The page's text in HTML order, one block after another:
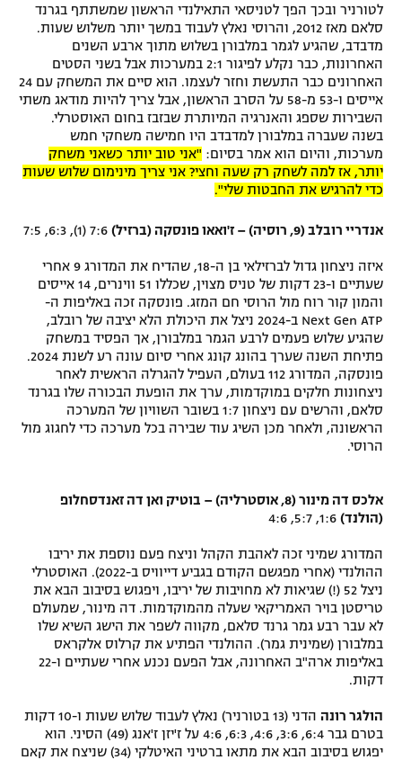
לטורניר ובכך הפך לטניסאי התאילנדי הראשון שמשתתף בגרנד
סלאם מאז 2012, והרוסי נאלץ לעבוד במשך יותר משלוש שעות.
מדבדב, שהגיע לגמר במלבורן בשלוש מתוך ארבע השנים
האחרונות, כבר נקלע לפיגור 2:1 במערכות אבל בשני הסטים
האחרונים כבר התעשת וחזר לעצמו. הוא סיים את המשחק עם 24
אייסים ו-53 מ-58 על הסרב הראשון, אבל צריך להיות מודאג משתי
השבירות שספג והאנרגיה המיותרת שבזבז בחום האוסטרלי.
בשנה שעברה במלבורן למדבדב היו חמישה משחקי חמש
מערכות, והיום הוא אמר בסיום: "אני טוב יותר כשאני משחק
יותר, אז למה לשחק רק שעה וחצי? אני צריך מינימום שלוש שעות
כדי להרגיש את החבטות שלי".
אנדריי רובלב (9, רוסיה) – ז'ואאו פונסקה (ברזיל)
איזה ניצחון גדול לברזילאי בן ה-18, שהדיח את המדורג 9 אחרי
שעתיים ו-23 דקות של טניס מצוין, שכללו 51 ווינרים, 14 אייסים
והמון קור רוח מול הרוסי חם המזג. פונסקה זכה באליפות ה-
Next Gen ATP ב-2024 ניצל את היכולת הלא יציבה של רובלב,
שהגיע שלוש פעמים לרבע הגמר במלבורן, אך הפסיד במשחק
פתיחת השנה שערך בהונג קונג אחרי סיום עונה רע לשנת 2024.
פונסקה, המדורג 112 בעולם, העפיל להגרלה הראשית לאחר
ניצחונות חלקים במוקדמות, ערך את הופעת הבכורה שלו בגרנד
סלאם, והרשים עם ניצחון 1:7 בשובר השוויון של המערכה
הראשונה, ולאחר מכן השיג עוד שבירה בכל מערכה כדי לחגוג מול
הרוסי.
אלכס דה מינור (8, אוסטרליה) – בוטיק ואן דה זאנדסחלופ
(הולנד)
המדורג שמיני זכה לאהבת הקהל וניצח פעם נוספת את יריבו
ההולנדי (אחרי מפגשם הקודם בגביע דייוויס ב-2022). האוסטרלי
ניצל 52 (!) שגיאות לא מחויבות של יריבו, ויפגוש בסיבוב הבא את
טריסטן בויר האמריקאי שעלה מהמוקדמות. דה מינור, שמעולם
לא עבר רבע גמר גרנד סלאם, מקווה לשפר את הישג השיא שלו
במלבורן (שמינית גמר). ההולנדי הפתיע את קרלוס אלקראס
באליפות ארה"ב האחרונה, אבל הפעם נכנע אחרי שעתיים ו-22
דקות.
הולגר רונה
הדני (13 בטורניר) נאלץ לעבוד שלוש שעות ו-10 דקות
בטרם גבר 6:4, 3:6, 4:6, 6:3, 4:6 על ז'יזן ז'אנג (49) הסיני. הוא
יפגוש בסיבוב הבא את מתאו ברטיני האיטלקי (34) שניצח את קאם